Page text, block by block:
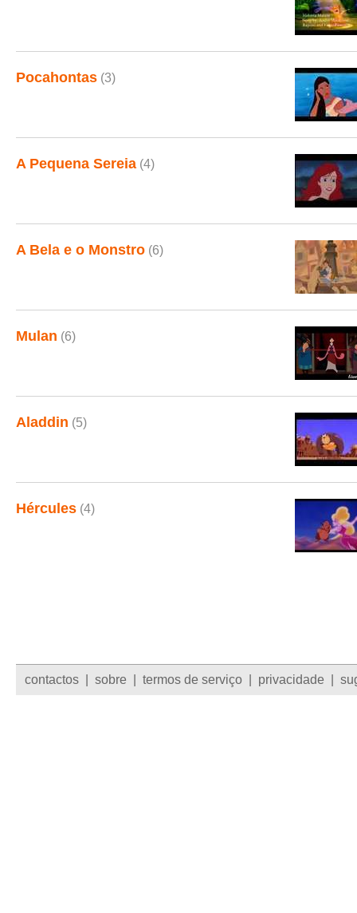
Pocahontas (3)
A Pequena Sereia (4)
A Bela e o Monstro (6)
Mulan (6)
Aladdin (5)
Hércules (4)
contactos sobre termos de serviço privacidade